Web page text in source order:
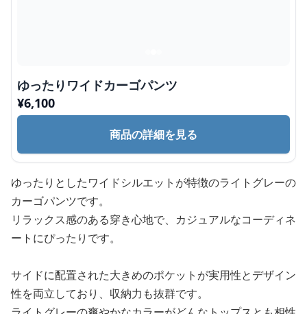
ゆったりワイドカーゴパンツ
¥6,100
商品の詳細を見る
ゆったりとしたワイドシルエットが特徴のライトグレーの
カーゴパンツです。
リラックス感のある穿き心地で、カジュアルなコーディネ
ートにぴったりです。
サイドに配置された大きめのポケットが実用性とデザイン
性を両立しており、収納力も抜群です。